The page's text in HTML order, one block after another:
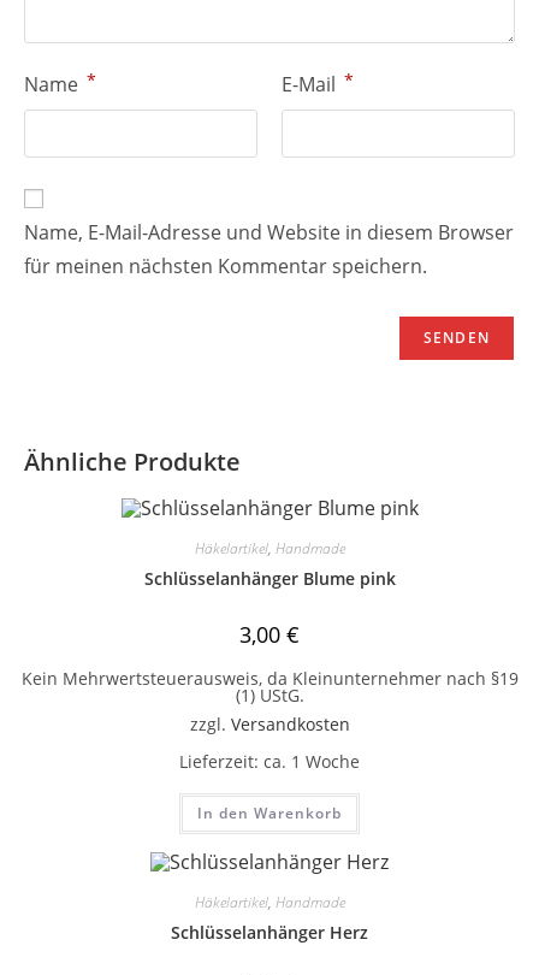
Name * E-Mail *
Name, E-Mail-Adresse und Website in diesem Browser
für meinen nächsten Kommentar speichern.
Ähnliche Produkte
Häkelartikel, Handmade
Schlüsselanhänger Blume pink
3,00 €
Kein Mehrwertsteuerausweis, da Kleinunternehmer nach §19
(1) UStG.
zzgl. Versandkosten
Lieferzeit: ca. 1 Woche
In den Warenkorb
Häkelartikel, Handmade
Schlüsselanhänger Herz